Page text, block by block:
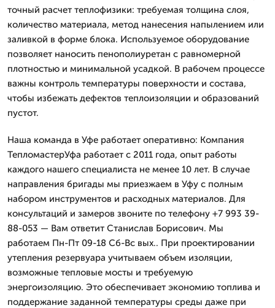
точный расчет теплофизики: требуемая толщина слоя,
количество материала, метод нанесения напылением или
заливкой в форме блока. Используемое оборудование
позволяет наносить пенополиуретан с равномерной
плотностью и минимальной усадкой. В рабочем процессе
важны контроль температуры поверхности и состава,
чтобы избежать дефектов теплоизоляции и образований
пустот.
Наша команда в Уфе работает оперативно: Компания
ТепломастерУфа работает с 2011 года, опыт работы
каждого нашего специалиста не менее 10 лет. В случае
направления бригады мы приезжаем в Уфу с полным
набором инструментов и расходных материалов. Для
консультаций и замеров звоните по телефону +7 993 39-
88-053 — Вам ответит Станислав Борисович. Мы
работаем Пн-Пт 09-18 Сб-Вс вых.. При проектировании
утепления резервуара учитываем объем изоляции,
возможные тепловые мосты и требуемую
энергоизоляцию. Это обеспечивает экономию топлива и
поддержание заданной температуры среды даже при